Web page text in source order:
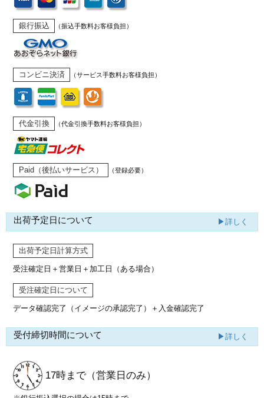
銀行振込 （振込手数料お客様負担）
コンビニ決済 （サービス手数料お客様負担）
代金引換 （代金引換手数料お客様負担）
Paid（後払いサービス） （登録必要）
出荷予定日について ▶詳しく
出荷予定日計算方式
受注確定日＋営業日＋加工日（ある場合）
受注確定日について
データ確認完了（イメージの承認完了） ＋入金確認完了
受付締切時間について ▶詳しく
17時まで （営業日のみ）